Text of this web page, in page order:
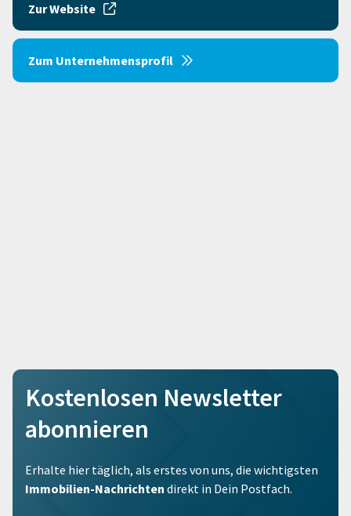
Zur Website
Zum Unternehmensprofil
Kostenlosen Newsletter
abonnieren
Erhalte hier täglich, als erstes von uns, die wichtigsten
Immobilien-Nachrichten direkt in Dein Postfach.